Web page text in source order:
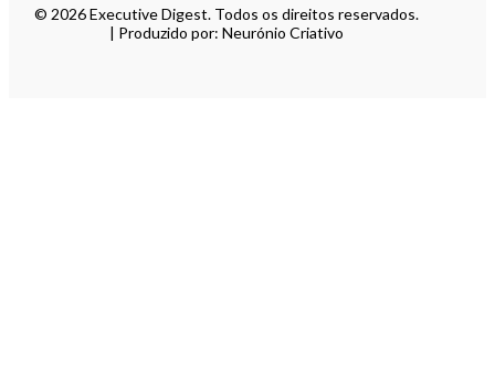
© 2026 Executive Digest. Todos os direitos reservados.
| Produzido por: Neurónio Criativo